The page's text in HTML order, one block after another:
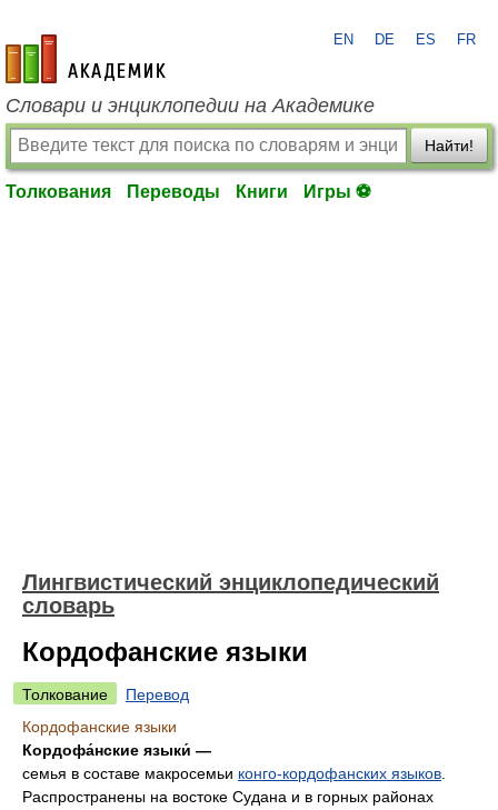
academic.ru
EN DE ES FR
Словари и энциклопедии на Академике
Найти!
Толкования Переводы Книги Игры ⚽
Лингвистический энциклопедический
словарь
Кордофанские языки
Толкование
Перевод
Кордофанские языки
Кордофа́нские языки́ —
семья в составе макросемьи конго-кордофанских языков
Распространены на востоке Судана и в горных районах